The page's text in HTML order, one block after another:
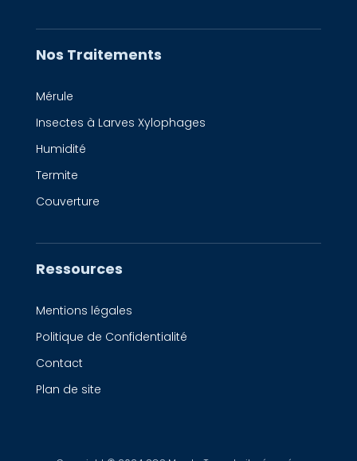
Nos Traitements
Mérule
Insectes à Larves Xylophages
Humidité
Termite
Couverture
Ressources
Mentions légales
Politique de Confidentialité
Contact
Plan de site